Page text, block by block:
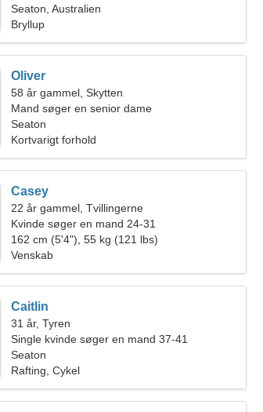
kærlighedsforhold
Seaton, Australien
Bryllup
Oliver
58 år gammel, Skytten
Mand søger en senior dame
Seaton
Kortvarigt forhold
Casey
22 år gammel, Tvillingerne
Kvinde søger en mand 24-31
162 cm (5'4"), 55 kg (121 lbs)
Venskab
Caitlin
31 år, Tyren
Single kvinde søger en mand 37-41
Seaton
Rafting, Cykel